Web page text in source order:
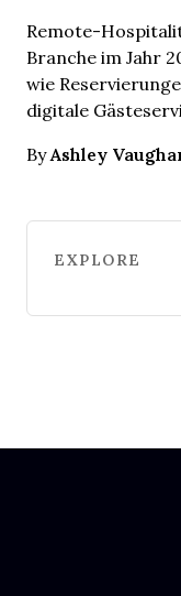
Remote-
Branche im Jahr
wie
digitale
ByAshley
EXPLORE